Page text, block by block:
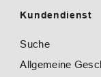
Kundendienst
Suche
Allgemeine